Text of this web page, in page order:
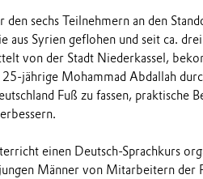
sechs Teilnehmern an den
aus Syrien geflohen und seit ca.
von der Stadt Niederkassel,
jährige Mohammad Abdallah
Fuß zu fassen, praktische
einen Deutsch-Sprachkurs
Männer von Mitarbeitern der